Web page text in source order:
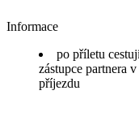
Informace
po příletu
zástupce partnera
příjezdu